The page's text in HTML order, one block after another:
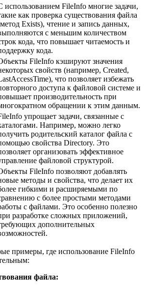
использованием FileInfo многие задачи,
как проверка существования файла
Exists), чтение и запись данных,
с меньшим количеством
кода, что повышает читаемость и
кода.
FileInfo кэшируют значения
свойств (например, Created,
что позволяет избежать
доступа к файловой системе и
производительность при
обращении к этим данным.
упрощает задачи, связанные с
Например, можно легко
родительский каталог файла с
свойства Directory. Это
организовать эффективное
файловой структурой.
FileInfo позволяют добавлять
методы и свойства, что делает их
гибкими и расширяемыми по
с более простыми методами
с файлами. Это особенно полезно
разработке сложных приложений,
дополнительных
примеры, где использование FileInfo
файла: